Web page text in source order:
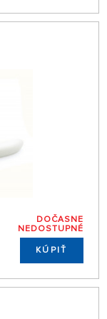
DOČASNE
NEDOSTUPNÉ
KÚPIŤ